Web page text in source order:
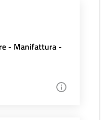
- Manifattura -